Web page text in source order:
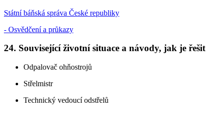
Státní báňská správa České republiky
- Osvědčení a průkazy
24. Související životní situace a návody, jak je řešit
Odpalovač ohňostrojů
Střelmistr
Technický vedoucí odstřelů